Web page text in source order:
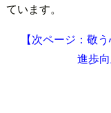
ています。
【次ページ：敬
進歩